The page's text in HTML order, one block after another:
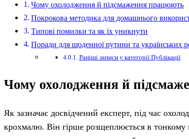
Чому охолодження й підсмаження працюють
Покрокова методика для домашнього
Типові помилки та як їх уникнути
Поради для щоденної рутини та українських
Раніші записи у категорії Публікації
Чому охолодження й
Як зазначає досвідчений експерт, під час
крохмалю. Він гірше розщеплюється в